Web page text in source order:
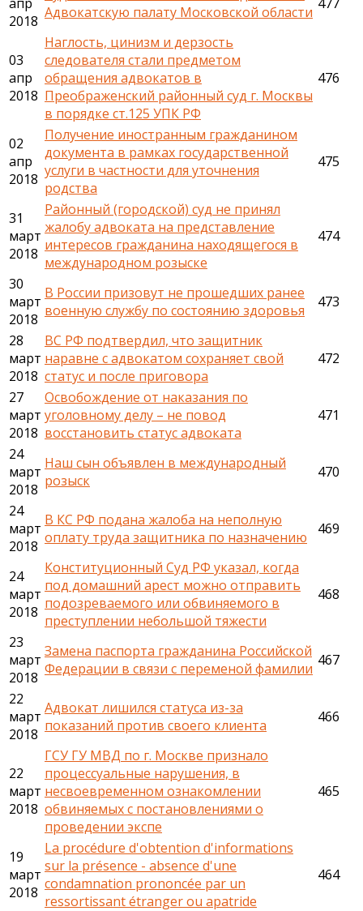
2018 Адвокатскую палату Московской области
03
апр
2018
Наглость, цинизм и дерзость
следователя стали предметом
обращения адвокатов в
Преображенский районный суд г. Москвы
в порядке ст.125 УПК РФ
476
02
апр
2018
Получение иностранным гражданином
документа в рамках государственной
услуги в частности для уточнения
родства
475
31
март
2018
Районный (городской) суд не принял
жалобу адвоката на представление
интересов гражданина находящегося в
международном розыске
474
30
март
2018
В России призовут не прошедших ранее
военную службу по состоянию здоровья
473
28
март
2018
ВС РФ подтвердил, что защитник
наравне с адвокатом сохраняет свой
статус и после приговора
472
27
март
2018
Освобождение от наказания по
уголовному делу – не повод
восстановить статус адвоката
471
24
март
2018
Наш сын объявлен в международный
розыск
470
24
март
2018
В КС РФ подана жалоба на неполную
оплату труда защитника по назначению
469
24
март
2018
Конституционный Суд РФ указал, когда
под домашний арест можно отправить
подозреваемого или обвиняемого в
преступлении небольшой тяжести
468
23
март
2018
Замена паспорта гражданина Российской
Федерации в связи с переменой фамилии 467
22
март
2018
Адвокат лишился статуса из-за
показаний против своего клиента
466
22
март
2018
ГСУ ГУ МВД по г. Москве признало
процессуальные нарушения, в
несвоевременном ознакомлении
обвиняемых с постановлениями о
проведении экспе
465
19
март
2018
La procédure d'obtention d'informations
sur la présence - absence d'une
condamnation prononcée par un
ressortissant étranger ou apatride
464